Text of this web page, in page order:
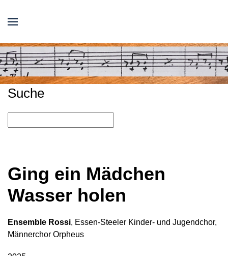
Suche
Ging ein Mädchen
Wasser holen
Ensemble Rossi, Essen-Steeler Kinder- und Jugendchor,
Männerchor Orpheus